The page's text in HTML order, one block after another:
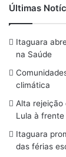
a
c
e
b
o
o
k
h
r
e
a
d
s
t
r
Últimas
Itaguara
na Saúde
climática
Alta rejeição
Lula à
Itaguara
das férias